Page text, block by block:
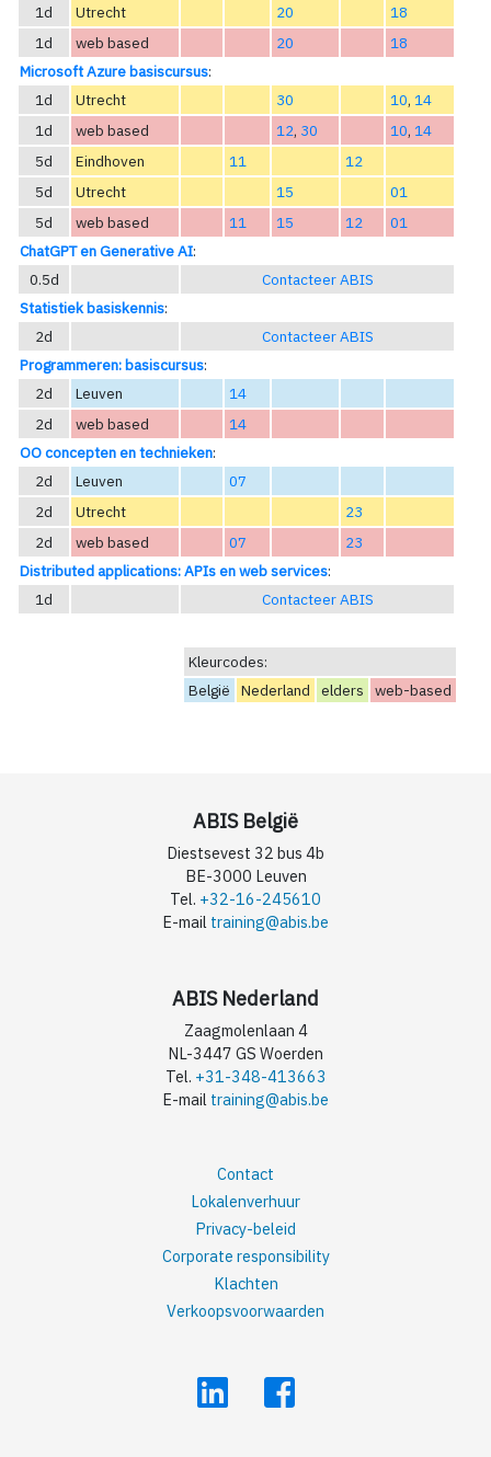
1d
Utrecht 20
18
1d
web based 20
18
Microsoft Azure basiscursus:
1d
Utrecht 30 10, 14
1d
web based 12, 30 10, 14
5d
Eindhoven 11
12
5d
Utrecht 15
01
5d
web based 11 15 12
01
ChatGPT en Generative AI:
0.5d
Contacteer ABIS
Statistiek basiskennis:
2d
Contacteer ABIS
Programmeren: basiscursus:
2d
Leuven
14
2d
web based
14
OO concepten en technieken:
2d
Leuven
07
2d
Utrecht
23
2d
web based 07
23
Distributed applications: APIs en web services:
1d
Contacteer ABIS
Kleurcodes:
België
Nederland elders web-based
ABIS België
Diestsevest 32 bus 4b
BE-3000 Leuven
Tel. +32-16-245610
E-mail training@abis.be
ABIS Nederland
Zaagmolenlaan 4
NL-3447 GS Woerden
Tel. +31-348-413663
E-mail training@abis.be
Contact
Lokalenverhuur
Privacy-beleid
Corporate responsibility
Klachten
Verkoopsvoorwaarden